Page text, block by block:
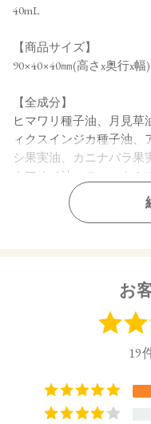
40mL
【商品サイズ】
90×40×40㎜(高さx奥行x幅)
【全成分】
ヒマワリ種子油、月見草
ィクスインジカ種子油
シ果実油、カニナバラ果
クアオイ油、ローマカ
ンイラン花油、ラバンデ
油、ベルガモット果皮油
店舗でお問い合わせの際
CosmeKitchen 2022/4/1
Biople by CosmeKitchen
お